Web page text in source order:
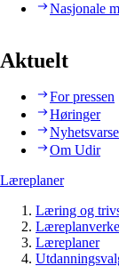
Nasjonale
Aktuelt
For pressen
Høringer
Om Udir
Læreplaner
Læring og
Læreplaner